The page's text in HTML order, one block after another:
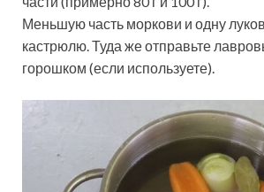
Меньшую часть моркови и одну
кастрюлю. Туда же отправьте
горошком (если используете).